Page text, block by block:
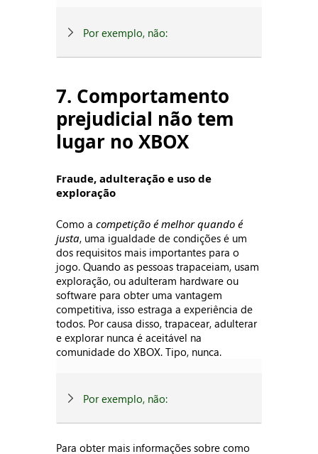
Por exemplo, não:
7. Comportamento
prejudicial não tem
lugar no XBOX
Fraude, adulteração e uso de
exploração
Como acompetição é melhor quando é
justa, uma igualdade de condições é um
dos requisitos mais importantes para o
jogo. Quando as pessoas trapaceiam, usam
exploração, ou adulteram hardware ou
software para obter uma vantagem
competitiva, isso estraga a experiência de
todos. Por causa disso, trapacear, adulterar
e explorar nunca é aceitável na
comunidade do XBOX. Tipo, nunca.
Por exemplo, não:
Para obter mais informações sobre como